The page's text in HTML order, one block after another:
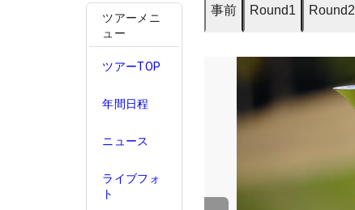
ツアーメニ
ュー
ツアーTOP
年間日程
ニュース
ライブフォ
ト
事前 Round1 Round2